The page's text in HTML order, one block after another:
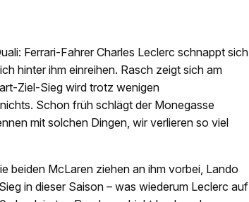
Ferrari-Fahrer Charles Leclerc schnappt sich
hinter ihm einreihen. Rasch zeigt sich am
Ziel-Sieg wird trotz wenigen
Schon früh schlägt der Monegasse
mit solchen Dingen, wir verlieren so viel
beiden McLaren ziehen an ihm vorbei, Lando
in dieser Saison – was wiederum Leclerc auf